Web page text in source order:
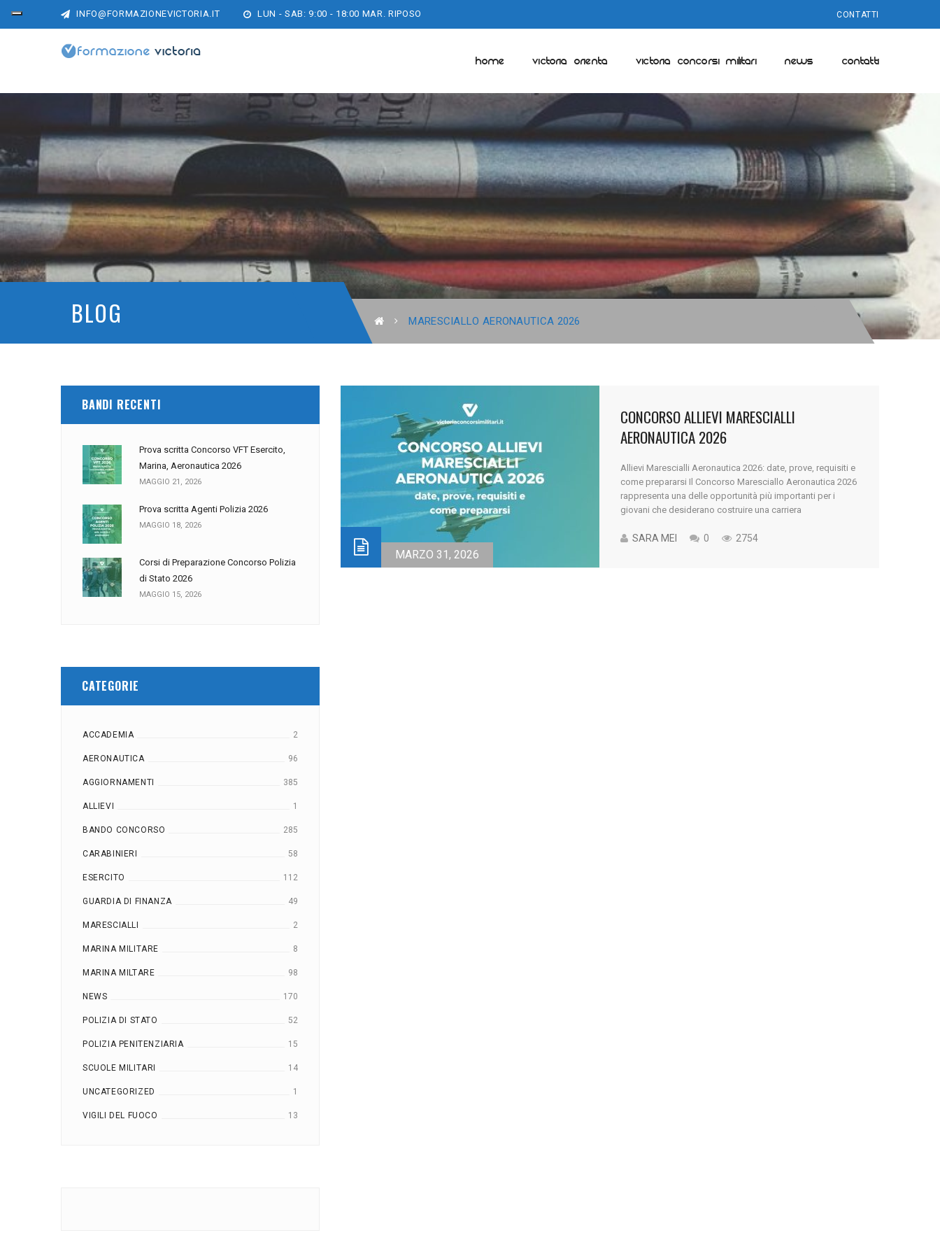
INFO@FORMAZIONEVICTORIA.IT LUN - SAB: 9:00 - 18:00 MAR. RIPOSO CONTATTI
HOME VICTORIA ORIENTA VICTORIA CONCORSI MILITARI NEWS CONTATTI
BLOG MARESCIALLO AERONAUTICA 2026
BANDI RECENTI
Prova scritta Concorso VFT Esercito,
Marina, Aeronautica 2026
MAGGIO 21, 2026
Prova scritta Agenti Polizia 2026
MAGGIO 18, 2026
Corsi di Preparazione Concorso Polizia
di Stato 2026
MAGGIO 15, 2026
CATEGORIE
ACCADEMIA 2
AERONAUTICA 96
AGGIORNAMENTI 385
ALLIEVI 1
BANDO CONCORSO 285
CARABINIERI 58
ESERCITO 112
GUARDIA DI FINANZA 49
MARESCIALLI 2
MARINA MILITARE 8
MARINA MILTARE 98
NEWS 170
POLIZIA DI STATO 52
POLIZIA PENITENZIARIA 15
SCUOLE MILITARI 14
UNCATEGORIZED 1
VIGILI DEL FUOCO 13
MARZO 31, 2026
CONCORSO ALLIEVI MARESCIALLI
AERONAUTICA 2026
Allievi Marescialli Aeronautica 2026: date, prove, requisiti e
come prepararsi Il Concorso Maresciallo Aeronautica 2026
rappresenta una delle opportunità più importanti per i
giovani che desiderano costruire una carriera
entrare in un percorso altamente qualificato, che unisce
SARA MEI 0 2754